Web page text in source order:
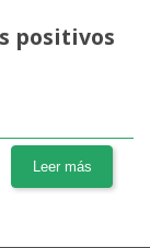
positivos
Leer más